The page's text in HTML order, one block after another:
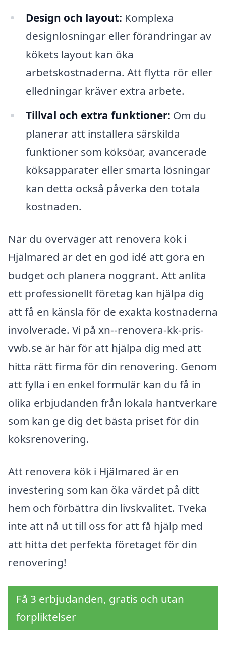
Design och layout: Komplexa
designlösningar eller förändringar av
kökets layout kan öka
arbetskostnaderna. Att flytta rör eller
elledningar kräver extra arbete.
Tillval och extra funktioner: Om du
planerar att installera särskilda
funktioner som köksöar, avancerade
köksapparater eller smarta lösningar
kan detta också påverka den totala
kostnaden.
När du överväger att renovera kök i
Hjälmared är det en god idé att göra en
budget och planera noggrant. Att anlita
ett professionellt företag kan hjälpa dig
att få en känsla för de exakta kostnaderna
involverade. Vi på xn--renovera-kk-pris-
vwb.se är här för att hjälpa dig med att
hitta rätt firma för din renovering. Genom
att fylla i en enkel formulär kan du få in
olika erbjudanden från lokala hantverkare
som kan ge dig det bästa priset för din
köksrenovering.
Att renovera kök i Hjälmared är en
investering som kan öka värdet på ditt
hem och förbättra din livskvalitet. Tveka
inte att nå ut till oss för att få hjälp med
att hitta det perfekta företaget för din
renovering!
Få 3 erbjudanden, gratis och utan
förpliktelser